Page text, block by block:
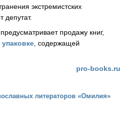
экстремистских
депутат.
продажу книг,
, содержащей
pro-books.ru
литераторов «Омилия»